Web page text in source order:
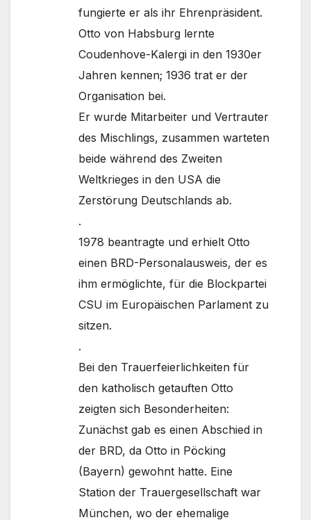
fungierte er als ihr Ehrenpräsident.
Otto von Habsburg lernte
Coudenhove-Kalergi in den 1930er
Jahren kennen; 1936 trat er der
Organisation bei.
Er wurde Mitarbeiter und Vertrauter
des Mischlings, zusammen warteten
beide während des Zweiten
Weltkrieges in den USA die
Zerstörung Deutschlands ab.
.
1978 beantragte und erhielt Otto
einen BRD-Personalausweis, der es
ihm ermöglichte, für die Blockpartei
CSU im Europäischen Parlament zu
sitzen.
.
Bei den Trauerfeierlichkeiten für
den katholisch getauften Otto
zeigten sich Besonderheiten:
Zunächst gab es einen Abschied in
der BRD, da Otto in Pöcking
(Bayern) gewohnt hatte. Eine
Station der Trauergesellschaft war
München, wo der ehemalige